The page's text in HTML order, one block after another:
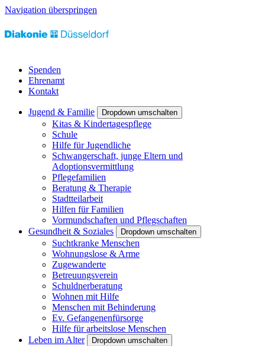
Navigation überspringen
Spenden
Ehrenamt
Kontakt
Jugend & Familie Dropdown umschalten
Kitas & Kindertagespflege
Schule
Hilfe für Jugendliche
Schwangerschaft, junge Eltern und
Adoptionsvermittlung
Pflegefamilien
Beratung & Therapie
Stadtteilarbeit
Hilfen für Familien
Vormundschaften und Pflegschaften
Gesundheit & Soziales
Dropdown umschalten
Suchtkranke Menschen
Wohnungslose & Arme
Zugewanderte
Betreuungsverein
Schuldnerberatung
Wohnen mit Hilfe
Menschen mit Behinderung
Ev. Gefangenenfürsorge
Hilfe für arbeitslose Menschen
Leben im Alter
Dropdown umschalten